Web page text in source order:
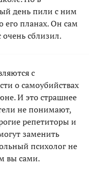
день пили с ним
его планах. Он сам
очень сблизил.
с
о самоубийствах
И это страшнее
не понимают,
репетиторы и
заменить
психолог не
вы сами.